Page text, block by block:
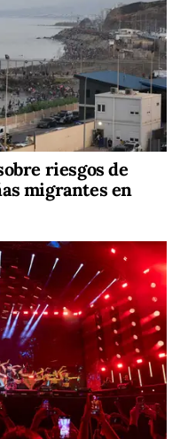
riesgos de
migrantes en